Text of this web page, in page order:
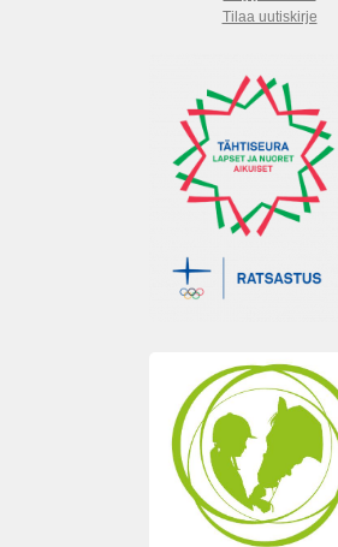
Tilaa uutiskirje